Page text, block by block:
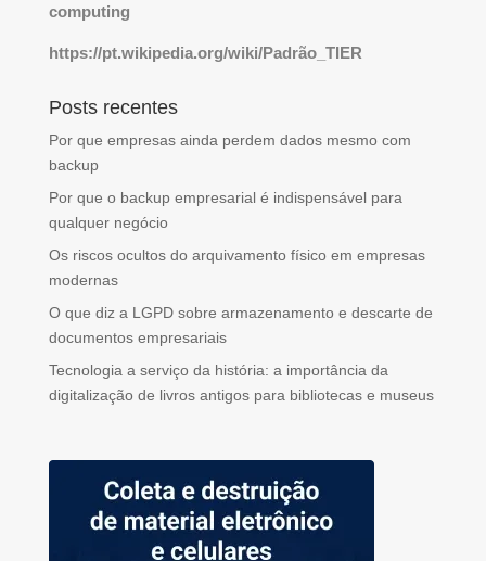
computing
https://pt.wikipedia.org/wiki/Padrão_TIER
Posts recentes
Por que empresas ainda perdem dados mesmo com
backup
Por que o backup empresarial é indispensável para
qualquer negócio
Os riscos ocultos do arquivamento físico em empresas
modernas
O que diz a LGPD sobre armazenamento e descarte de
documentos empresariais
Tecnologia a serviço da história: a importância da
digitalização de livros antigos para bibliotecas e museus